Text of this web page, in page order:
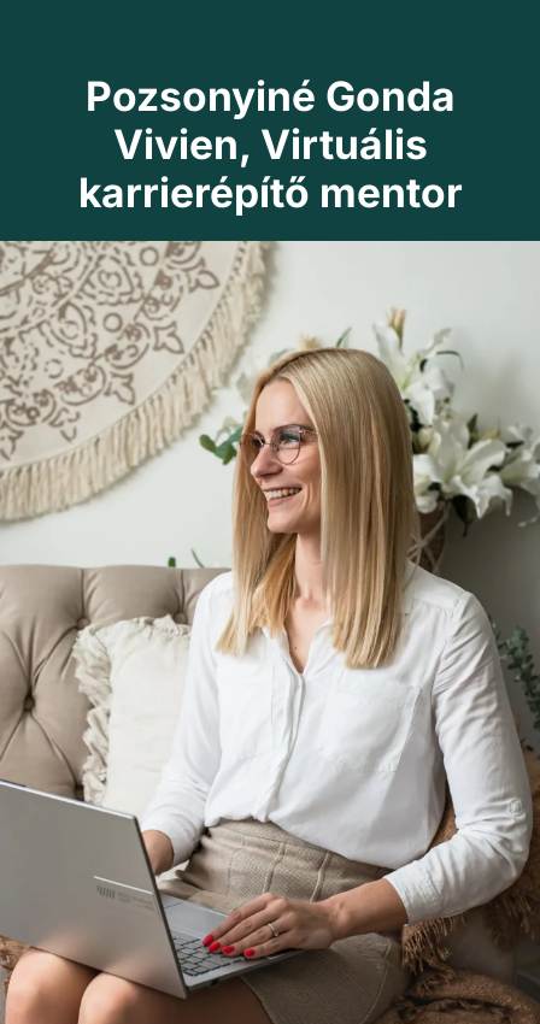
Pozsonyiné Gonda
Vivien, Virtuális
karrierépítő mentor